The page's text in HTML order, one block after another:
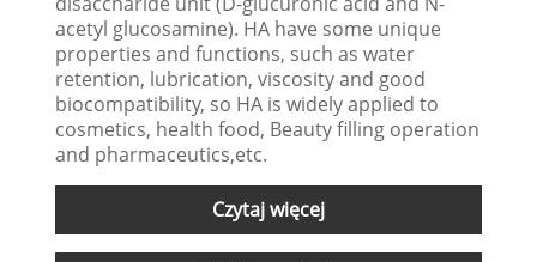
acetyl glucosamine). HA have some unique
properties and functions, such as water
retention, lubrication, viscosity and good
biocompatibility, so HA is widely applied to
cosmetics, health food, Beauty filling operation
and pharmaceutics,etc.
Czytaj więcej